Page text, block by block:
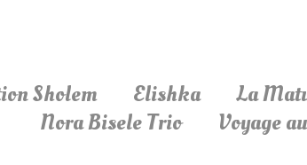
Sholem Elishka La
Nora Bisele Trio
Voyage